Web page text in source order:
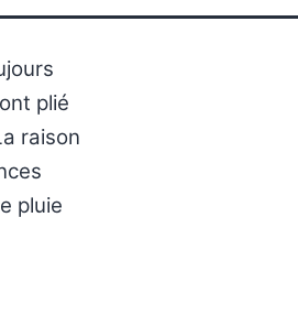
plié
raison
pluie